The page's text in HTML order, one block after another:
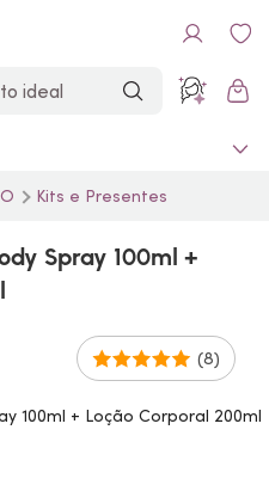
Kits e Presentes
Spray 100ml +
(8)